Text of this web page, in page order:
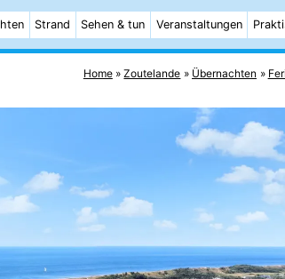
Strand Sehen & tun Veranstaltungen
Home Zoutelande Übernachten